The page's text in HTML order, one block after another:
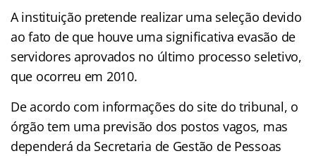
A instituição pretende realizar uma seleção devido
ao fato de que houve uma significativa evasão de
servidores aprovados no último processo seletivo,
que ocorreu em 2010.
De acordo com informações do site do tribunal, o
órgão tem uma previsão dos postos vagos, mas
dependerá da Secretaria de Gestão de Pessoas